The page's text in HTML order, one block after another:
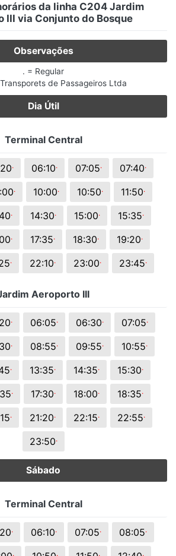
da linha C204 Jardim
III via Conjunto do Bosque
Observações
. = Regular
de Passageiros Ltda
Dia Útil
Terminal Central
. 06:10. 07:05. 07:40.
. 10:00. 10:50. 11:50.
. 14:30. 15:00. 15:35.
. 17:35. 18:30. 19:20.
. 22:10. 23:00. 23:45.
Aeroporto III
. 06:05. 06:30. 07:05.
. 08:55. 09:55. 10:55.
. 13:35. 14:35. 15:30.
. 17:30. 18:00. 18:35.
. 21:20. 22:15. 22:55.
23:50.
Sábado
Terminal Central
. 06:10. 07:05. 08:05.
. . . .